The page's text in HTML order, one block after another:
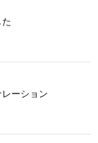
ーション